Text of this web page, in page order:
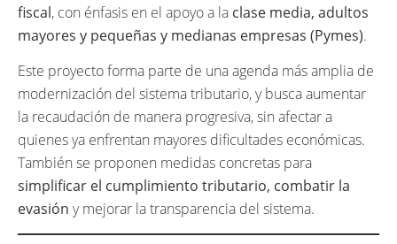
fiscal, con énfasis en el apoyo a la clase media, adultos
mayores y pequeñas y medianas empresas (Pymes).
Este proyecto forma parte de una agenda más amplia de
modernización del sistema tributario, y busca aumentar
la recaudación de manera progresiva, sin afectar a
quienes ya enfrentan mayores dificultades económicas.
También se proponen medidas concretas para
simplificar el cumplimiento tributario, combatir la
evasión y mejorar la transparencia del sistema.